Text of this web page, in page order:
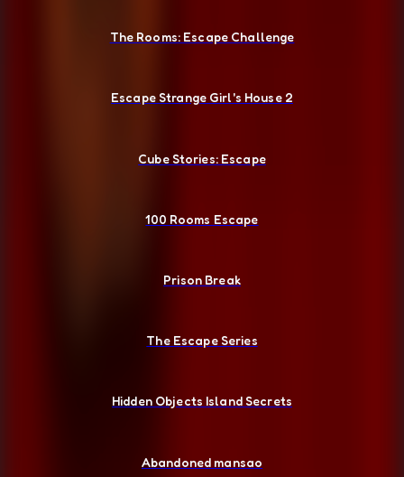
The Rooms: Escape Challenge
Escape Strange Girl's House 2
Cube Stories: Escape
100 Rooms Escape
Prison Break
The Escape Series
Hidden Objects Island Secrets
Abandoned mansao